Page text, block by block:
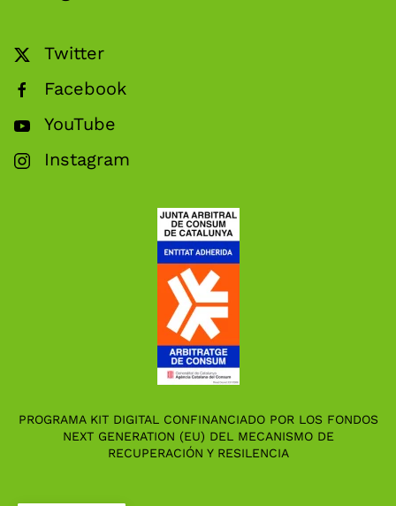
Twitter
Facebook
YouTube
Instagram
PROGRAMA KIT DIGITAL CONFINANCIADO POR LOS FONDOS
NEXT GENERATION (EU) DEL MECANISMO DE
RECUPERACIÓN Y RESILENCIA